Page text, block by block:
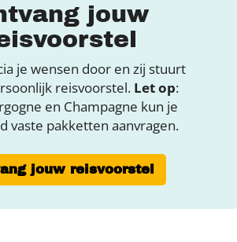
jouw
je wensen door en zij stuurt
reisvoorstel. Let op:
en Champagne kun je
vaste pakketten aanvragen.
jouw reisvoorstel